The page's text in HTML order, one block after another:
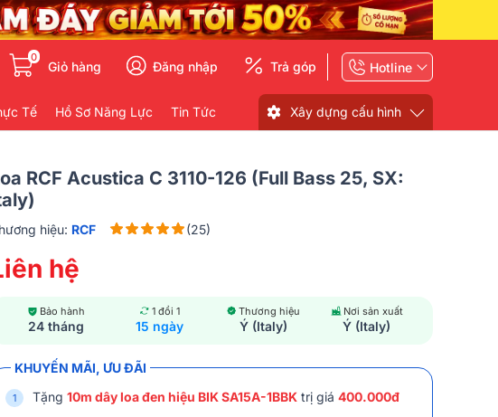
0
Giỏ hàng Đăng nhập Trả góp Hotline
Tế Hồ Sơ Năng Lực Tin Tức Xây dựng cấu hình
RCF Acustica C 3110-126 (full Bass 25, SX:
hiệu: RCF (25)
hệ
Bảo hành
24 tháng
1 đổi 1
15 ngày
Thương hiệu
Ý (Italy)
Nơi sản xuất
Ý (Italy)
KHUYẾN MÃI, ƯU ĐÃI
Tặng 10m dây loa đen hiệu BIK SA15A-1BBK trị giá 400.000đ